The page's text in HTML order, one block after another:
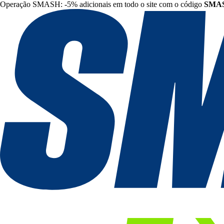
Operação SMASH: -5% adicionais em todo o site com o código